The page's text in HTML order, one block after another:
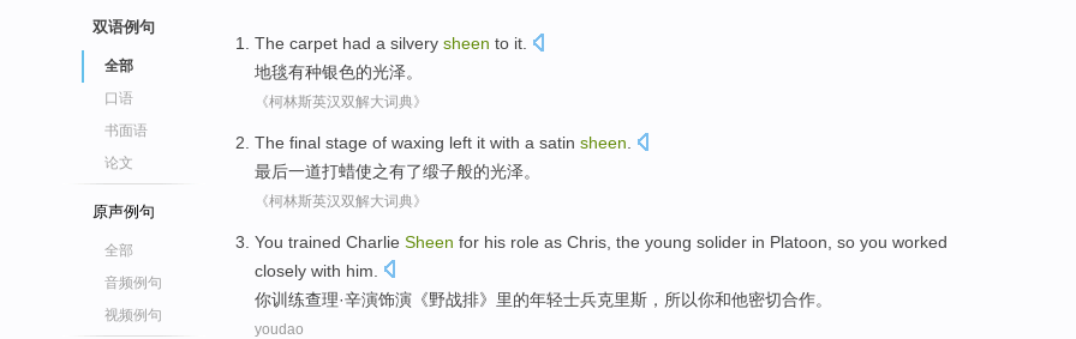
双语例句
全部
口语
书面语
论文
原声例句
全部
音频例句
视频例句
The carpet had a silvery sheen to it.
地毯有种银色的光泽。
《柯林斯英汉双解大词典》
The final stage of waxing left it with a satin sheen
最后一道打蜡使之有了缎子般的光泽。
《柯林斯英汉双解大词典》
You trained Charlie Sheen for his role as Chris , the young solider in Platoon so you worked
closely with him
你训练查理·辛演饰演《野战排》 里的年轻士兵克里斯 ， 所以你和他密切合作。
youdao